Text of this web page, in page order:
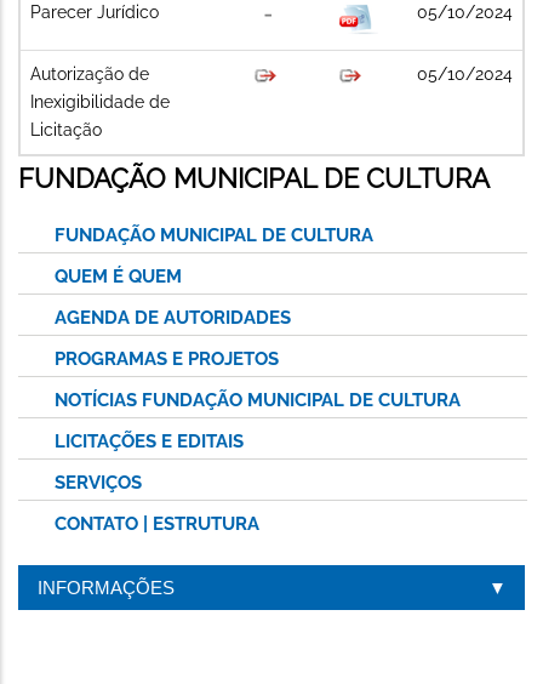
Parecer Jurídico 05/10/2024
Autorização de
Inexigibilidade de
Licitação
05/10/2024
FUNDAÇÃO MUNICIPAL DE CULTURA
FUNDAÇÃO MUNICIPAL DE CULTURA
QUEM É QUEM
AGENDA DE AUTORIDADES
PROGRAMAS E PROJETOS
NOTÍCIAS FUNDAÇÃO MUNICIPAL DE CULTURA
LICITAÇÕES E EDITAIS
SERVIÇOS
CONTATO | ESTRUTURA
INFORMAÇÕES